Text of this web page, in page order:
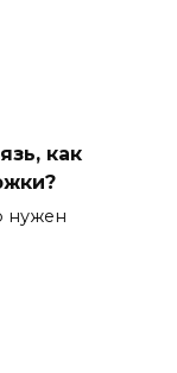
как
нужен